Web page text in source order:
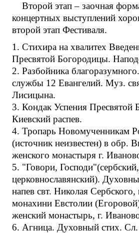
Второй этап – заочная
концертных выступлений
второй этап Фестиваля.
1. Стихира на хвалитех
Пресвятой Богородицы.
2. Разбойника
службы 12 Евангелий. Муз.
Лисицына.
3. Кондак Успения Пресвятой
Киевский распев.
4. Тропарь Новомученникам
(источник неизвестен) в обр.
женского монастыря г.
5. "Говори,
церковнославянский).
напев свт. Николая Сербского,
монахини Евстолии
женский монастырь, г.
6. Агница. Духовный стих. Сл.